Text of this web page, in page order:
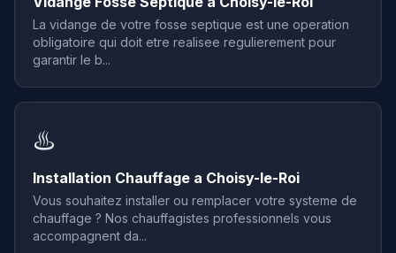
La vidange de votre fosse septique est une operation
obligatoire qui doit etre realisee regulierement pour
garantir le b...
♨️
Installation Chauffage a Choisy-le-Roi
Vous souhaitez installer ou remplacer votre systeme de
chauffage ? Nos chauffagistes professionnels vous
accompagnent da...